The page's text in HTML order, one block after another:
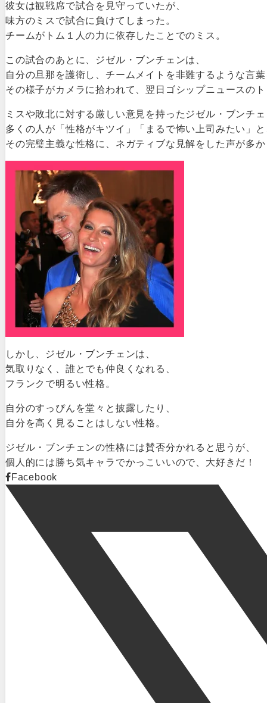
彼女は観戦席で試合を見守っていたが、
味方のミスで試合に負けてしまった。
チームがトム１人の力に依存したことでのミス。
この試合のあとに、ジゼル・ブンチェンは、
自分の旦那を護衛し、チームメイトを非難するような言
その様子がカメラに拾われて、翌日ゴシップニュースの
ミスや敗北に対する厳しい意見を持ったジゼル・ブンチ
多くの人が「性格がキツイ」「まるで怖い上司みたい」
その完璧主義な性格に、ネガティブな見解をした声が多
しかし、ジゼル・ブンチェンは、
気取りなく、誰とでも仲良くなれる、
フランクで明るい性格。
自分のすっぴんを堂々と披露したり、
自分を高く見ることはしない性格。
ジゼル・ブンチェンの性格には賛否分かれると思うが、
個人的には勝ち気キャラでかっこいいので、大好きだ！
Facebook